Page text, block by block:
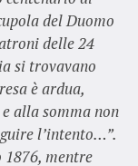
del Duomo
delle 24
si trovavano
è ardua,
alla somma non
l’intento…”.
mentre